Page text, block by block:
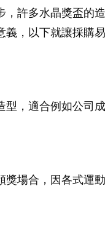
許多水晶獎盃的
，以下就讓採購
，適合例如公司
場合，因各式運